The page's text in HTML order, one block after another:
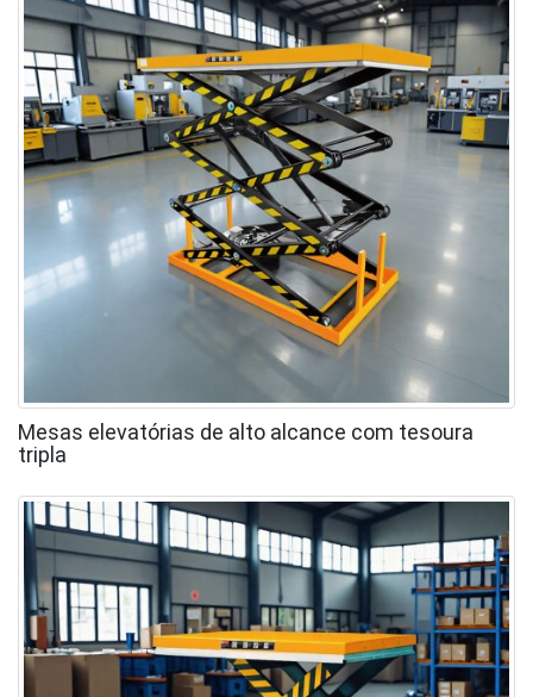
Mesas elevatórias de alto alcance com tesoura
tripla